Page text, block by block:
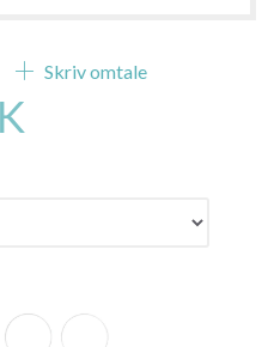
Skriv omtale